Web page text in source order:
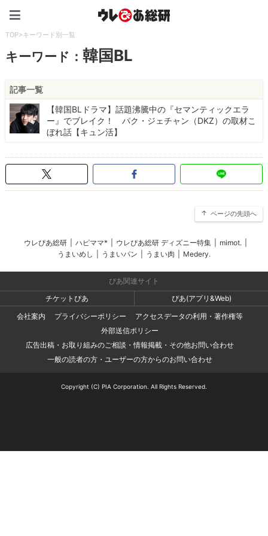
TOP>キーワード別一覧
キーワード：韓国BL
記事一覧
【韓国BLドラマ】話題沸騰中の『セマンティックエラ
ー』でブレイク！ パク・ジェチャン（DKZ）の取材こ
ぼれ話【キュン活】
ページの先頭へ
ウレぴあ総研 ハピママ* ウレぴあ総研 ディズニー特集 mimot.
うまいめし
うまいパン うまい肉 Medery.
ぴあ関連サイト
チケットぴあ
ぴあ(アプリ&Web)
会社案内
プライバシーポリシー
アクセスデータの利用・著作権等
外部送信ポリシー
広告出稿・お取り組みのご相談・情報掲載・その他お問い合わせ
一般の読者の方・ユーザーの方からのお問い合わせ
Copyright (C) PIA Corporation. All Rights Reserved.